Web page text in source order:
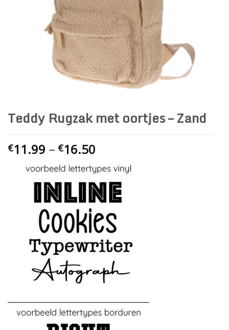
Teddy Rugzak met oortjes – Zand
€11.99 – €16.50